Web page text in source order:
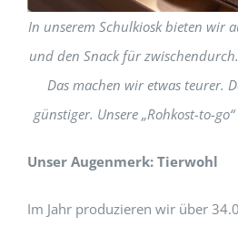
In unserem Schulkiosk bieten wir
und den Snack für
Das machen wir etwas teurer.
günstiger. Unsere „Rohkost-to-
Unser Augenmerk: Tierwohl
Im Jahr produzieren wir über